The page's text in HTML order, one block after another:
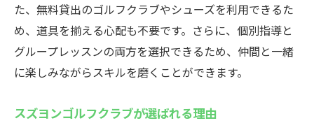
た、無料貸出のゴルフクラブやシューズを利用できるた
め、道具を揃える心配も不要です。さらに、個別指導と
グループレッスンの両方を選択できるため、仲間と一緒
に楽しみながらスキルを磨くことができます。
スズヨンゴルフクラブが選ばれる理由